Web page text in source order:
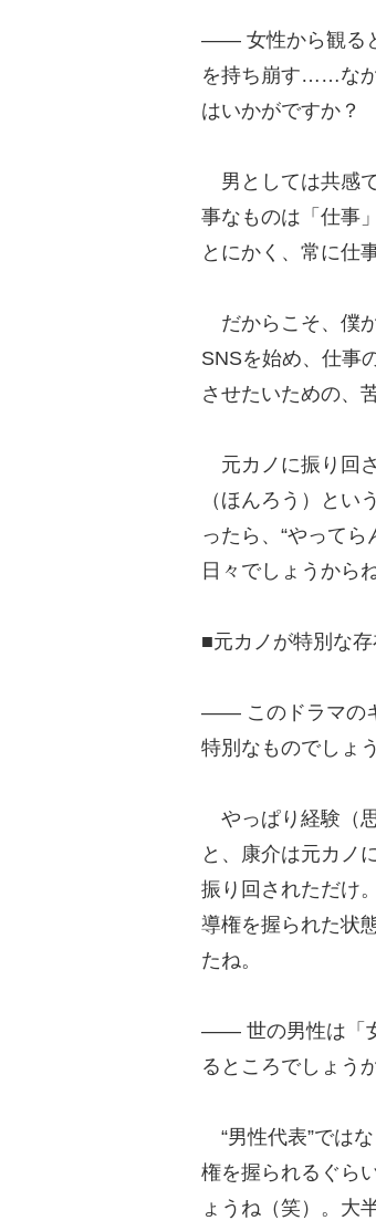
―― 女性から観る
を持ち崩す……なか
はいかがですか？
男としては共感
事なものは「仕事
とにかく、常に仕
だからこそ、僕
SNSを始め、仕事
させたいための、
元カノに振り回
（ほんろう）と
ったら、“やって
日々でしょうから
■元カノが特別な
―― このドラマの
特別なものでしょ
やっぱり経験（
と、康介は元カノ
振り回されただけ
導権を握られた状
たね。
―― 世の男性は「
るところでしょう
“男性代表”では
権を握られるぐら
ょうね（笑）。大